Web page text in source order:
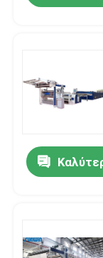
Μας ελάτε
Ζητήστε
υφαντική
Μηχανή